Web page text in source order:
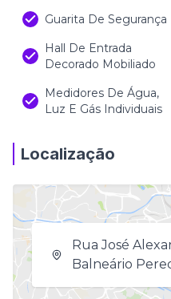
Guarita De Segurança
Hall De Entrada
Decorado Mobiliado
Medidores De Água,
Luz E Gás Individuais
Localização
Rua José
Balneário